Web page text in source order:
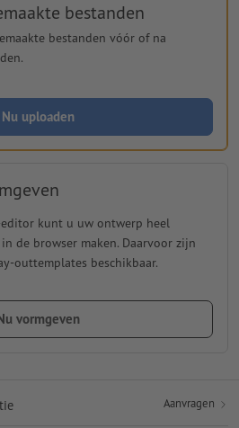
bestanden
bestanden vóór of na
Nu uploaden
kunt u uw ontwerp heel
de browser maken. Daarvoor zijn
outtemplates beschikbaar.
vormgeven
Aanvragen